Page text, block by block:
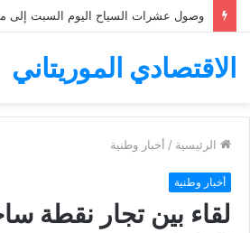
وصول عشرات السياح اليوم السبت إلى
الاقتصادي الموريتاني
الرئيسية / أخبار وطنية
أخبار وطنية
لقاء بين تجار نقطة